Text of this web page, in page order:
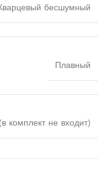
бесшумный
Плавный
комплект не входит)